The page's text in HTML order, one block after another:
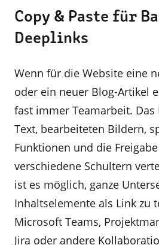
Copy & Paste für
Deeplinks
Wenn für die Website eine
oder ein neuer Blog-Artikel
fast immer Teamarbeit. Das
Text, bearbeiteten Bildern,
Funktionen und die
verschiedene Schultern
ist es möglich, ganze
Inhaltselemente als Link zu
Microsoft Teams,
Jira oder andere